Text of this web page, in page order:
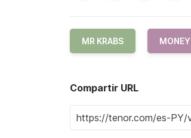
MR KRABS MONEY
Compartir URL